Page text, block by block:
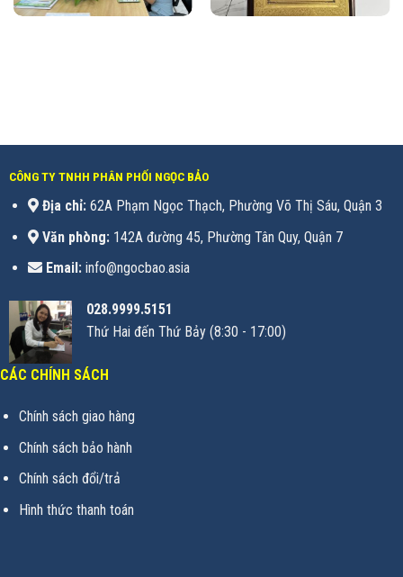
CÔNG TY TNHH PHÂN PHỐI NGỌC BẢO
Địa chỉ:62A Phạm Ngọc Thạch, Phường Võ Thị Sáu, Quận 3
Văn phòng:142A đường 45, Phường Tân Quy, Quận 7
Email:info@ngocbao.asia
028.9999.5151
Thứ Hai đến Thứ Bảy (8:30 - 17:00)
CÁC CHÍNH SÁCH
Chính sách giao hàng
Chính sách bảo hành
Chính sách đổi/trả
Hình thức thanh toán